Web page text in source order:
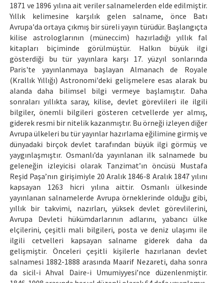
1871 ve 1896 yılına ait veriler salnamelerden elde edilmiştir.
Yıllık kelimesine karşılık gelen salname, önce Batı
Avrupa'da ortaya çıkmış bir süreli yayın türüdür. Başlangıçta
kilise astrologlarının (müneccim) hazırladığı yıllık fal
kitapları biçiminde görülmüştür. Halkın büyük ilgi
gösterdiği bu tür yayınlara karşı 17. yüzyıl sonlarında
Paris'te yayınlanmaya başlayan Almanach de Royale
(Krallık Yıllığı) Astronomi'deki gelişmelere esas alarak bu
alanda daha bilimsel bilgi vermeye başlamıştır. Daha
sonraları yıllıkta saray, kilise, devlet görevlileri ile ilgili
bilgiler, önemli bilgileri gösteren cetvellerde yer almış,
giderek resmi bir nitelik kazanmıştır. Bu örneği izleyen diğer
Avrupa ülkeleri bu tür yayınlar hazırlama eğilimine girmiş ve
dünyadaki birçok devlet tarafından büyük ilgi görmüş ve
yaygınlaşmıştır. Osmanlı’da yayınlanan ilk salnamede bu
geleneğin izleyicisi olarak Tanzimat’ın öncüsü Mustafa
Reşid Paşa’nın girişimiyle 20 Aralık 1846-8 Aralık 1847 yılını
kapsayan 1263 hicri yılına aittir. Osmanlı ülkesinde
yayınlanan salnamelerde Avrupa örneklerinde olduğu gibi,
yıllık bir takvimi, nazırları, yüksek devlet görevlilerini,
Avrupa Devleti hükümdarlarının adlarını, yabancı ülke
elçilerini, çeşitli mali bilgileri, posta ve deniz ulaşımı ile
ilgili cetvelleri kapsayan salname giderek daha da
gelişmiştir. Önceleri çeşitli kişilerle hazırlanan devlet
salnamesi 1882-1888 arasında Maarif Nezareti, daha sonra
da sicil-i Ahval Daire-i Umumiyyesi’nce düzenlenmiştir.